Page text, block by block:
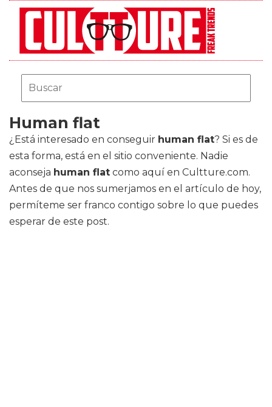
Human flat
¿Está interesado en conseguir human flat? Si es de
esta forma, está en el sitio conveniente. Nadie
aconseja human flat como aquí en Cultture.com.
Antes de que nos sumerjamos en el artículo de hoy,
permíteme ser franco contigo sobre lo que puedes
esperar de este post.